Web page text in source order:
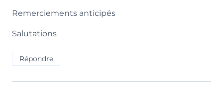
Remerciements anticipés
Salutations
Répondre